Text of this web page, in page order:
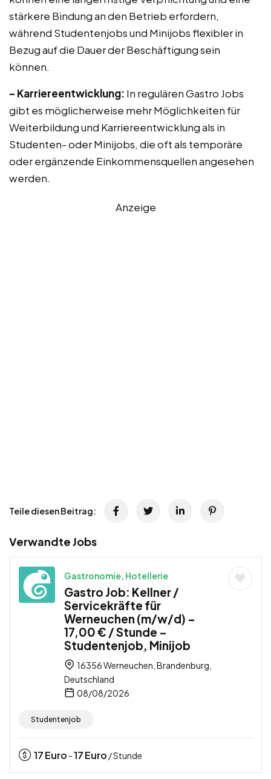
stärkere Bindung an den Betrieb erfordern,
während Studentenjobs und Minijobs flexibler in
Bezug auf die Dauer der Beschäftigung sein
können.
– Karriereentwicklung: In regulären Gastro Jobs
gibt es möglicherweise mehr Möglichkeiten für
Weiterbildung und Karriereentwicklung als in
Studenten- oder Minijobs, die oft als temporäre
oder ergänzende Einkommensquellen angesehen
werden.
Anzeige
Teile diesen Beitrag:
Verwandte Jobs
Gastronomie, Hotellerie
Gastro Job: Kellner /
Servicekräfte für
Werneuchen (m/w/d) –
17,00 € / Stunde –
Studentenjob, Minijob
16356 Werneuchen, Brandenburg,
Deutschland
08/08/2026
Studentenjob
17Euro -17Euro / Stunde